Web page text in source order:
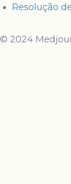
Resolução
© 2024